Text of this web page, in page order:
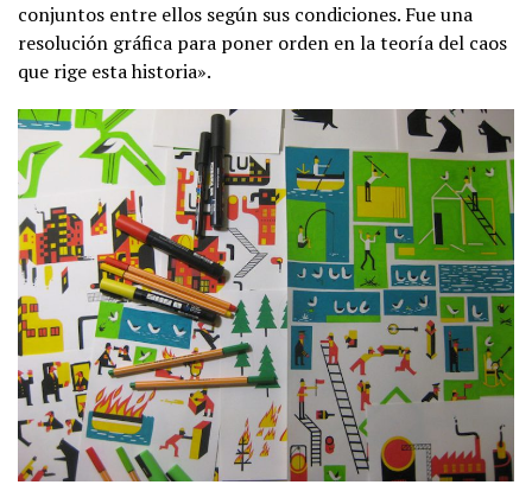
conjuntos entre ellos según sus condiciones. Fue una
resolución gráfica para poner orden en la teoría del caos
que rige esta historia».